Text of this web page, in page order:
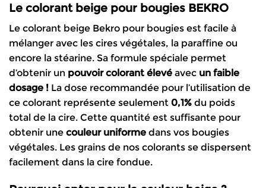
Le colorant beige pour bougies BEKRO
Le colorant beige Bekro pour bougies est facile à
mélanger avec les cires végétales, la paraffine ou
encore la stéarine. Sa formule spéciale permet
d’obtenir un pouvoir colorant élevé avec un faible
dosage ! La dose recommandée pour l’utilisation de
ce colorant représente seulement 0,1% du poids
total de la cire. Cette quantité est suffisante pour
obtenir une couleur uniforme dans vos bougies
végétales. Les grains de nos colorants se dispersent
facilement dans la cire fondue.